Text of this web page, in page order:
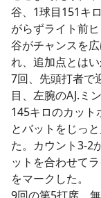
谷、1球目151キ
がらずライト前
谷がチャンスを
れ、追加点とはい
7回、先頭打者で
目、左腕のAJ.ミ
145キロのカット
とバットをじっ
た。カウント3-2
ットを合わせて
をマークした。